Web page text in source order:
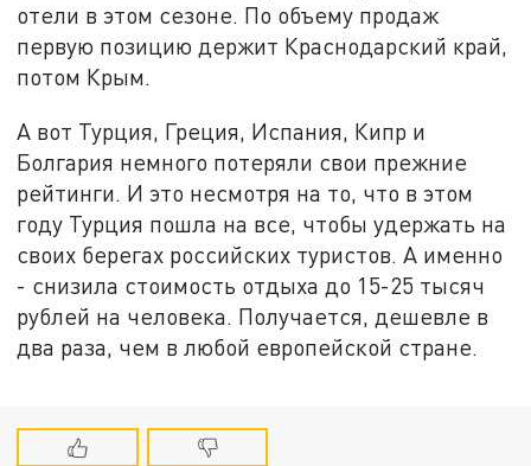
отели в этом сезоне. По объему продаж
первую позицию держит Краснодарский край,
потом Крым.
А вот Турция, Греция, Испания, Кипр и
Болгария немного потеряли свои прежние
рейтинги. И это несмотря на то, что в этом
году Турция пошла на все, чтобы удержать на
своих берегах российских туристов. А именно
- снизила стоимость отдыха до 15-25 тысяч
рублей на человека. Получается, дешевле в
два раза, чем в любой европейской стране.